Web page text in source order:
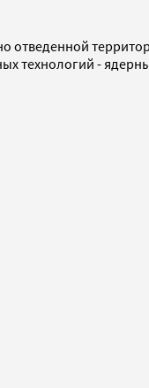
отведенной
технологий -